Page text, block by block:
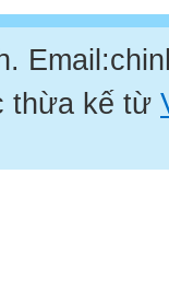
thừa kế từ